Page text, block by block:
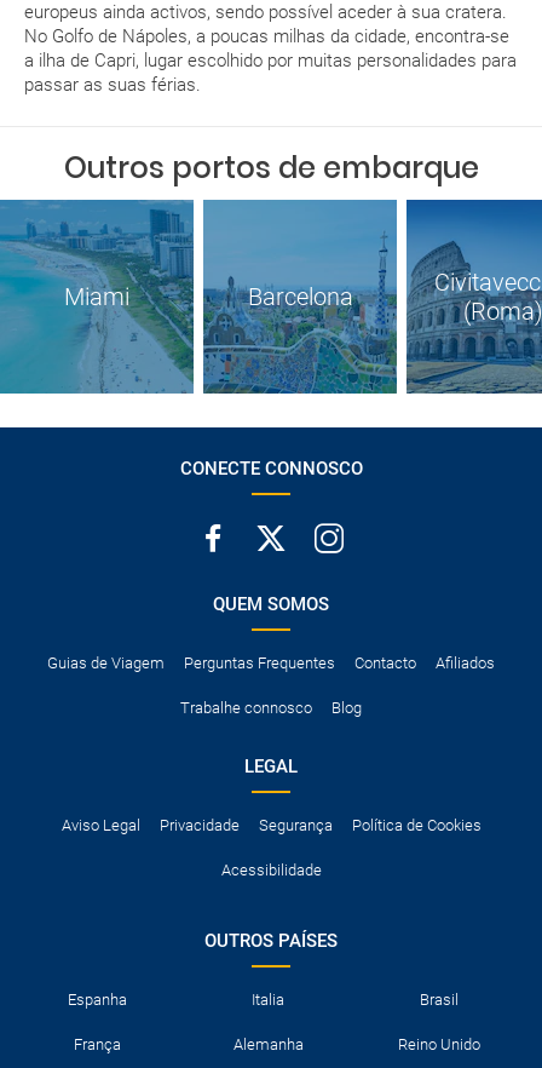
europeus ainda activos, sendo possível aceder à sua cratera.
No Golfo de Nápoles, a poucas milhas da cidade, encontra-se
a ilha de Capri, lugar escolhido por muitas personalidades para
passar as suas férias.
Outros portos de embarque
Miami Barcelona
(Roma)
CONECTE CONNOSCO
QUEM SOMOS
Guias de Viagem Perguntas Frequentes Contacto Afiliados
Trabalhe connosco Blog
LEGAL
Aviso Legal Privacidade Segurança Política de Cookies
Acessibilidade
OUTROS PAÍSES
Espanha Italia Brasil
França Alemanha Reino Unido